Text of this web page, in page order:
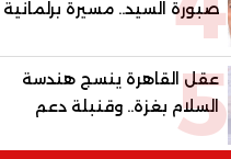
صبورة السيد.. مسيرة برلمانية
وتربوية تجمع بين تشريع
القوانين وصناعة الأجيال لبناء
الإنسان المصري
5
عقل القاهرة ينسج هندسة
السلام بغزة.. وقنبلة دعم
الكهرباء تفجر الموازنة